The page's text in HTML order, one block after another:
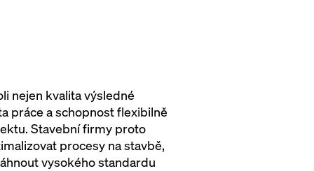
nejen kvalita výsledné
práce a schopnost flexibilně
Stavební firmy proto
procesy na stavbě,
vysokého standardu